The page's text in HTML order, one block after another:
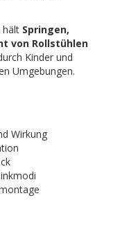
hält Springen,
von Rollstühlen
Kinder und
Umgebungen.
Wirkung